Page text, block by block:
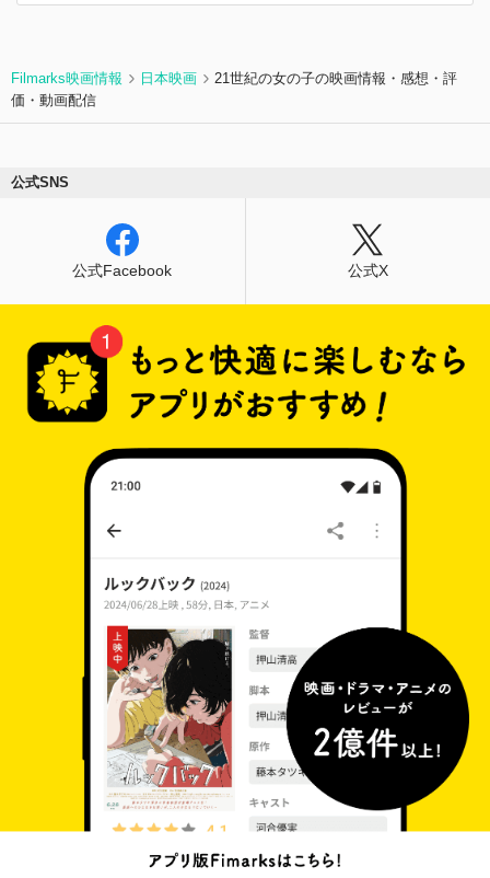
Filmarks映画情報 日本映画
21世紀の女の子の映画情報・感想・評
価・動画配信
公式SNS
公式Facebook 公式X